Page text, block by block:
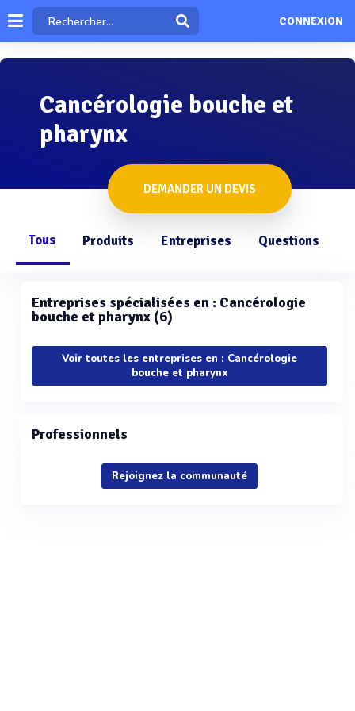
CONNEXION
Cancérologie bouche et
pharynx
DEMANDER UN DEVIS
Tous Produits Entreprises Questions
Entreprises spécialisées en : Cancérologie
bouche et pharynx (6)
Voir toutes les entreprises en : Cancérologie
bouche et pharynx
Professionnels
Rejoignez la communauté